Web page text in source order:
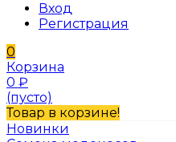
Вход
Регистрация
0
Корзина
0 ₽
(пусто)
Товар в корзине!
Новинки